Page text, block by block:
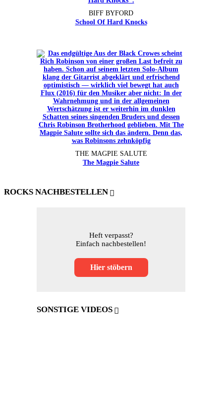
BIFF BYFORD
School Of Hard Knocks
THE MAGPIE SALUTE
The Magpie Salute
ROCKS NACHBESTELLEN
Heft verpasst?
Einfach nachbestellen!
Hier stöbern
SONSTIGE VIDEOS